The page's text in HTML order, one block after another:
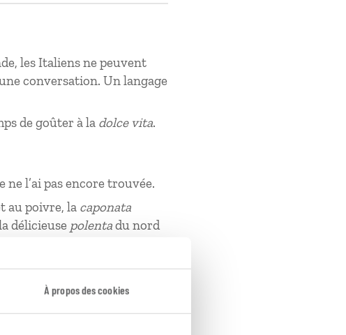
À propos des cookies
les Italiens ne peuvent
conversation. Un langage
de goûter à la dolce vita.
ne l’ai pas encore trouvée.
au poivre, la caponata
délicieuse polentadu nord